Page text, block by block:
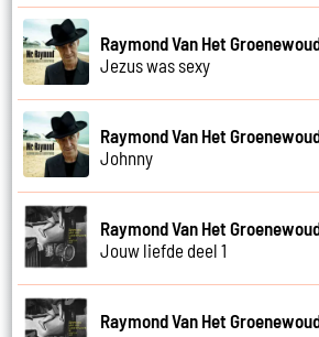
Raymond Van Het
Jezus was sexy
Raymond Van Het
Johnny
Raymond Van Het
Jouw liefde deel 1
Raymond Van Het